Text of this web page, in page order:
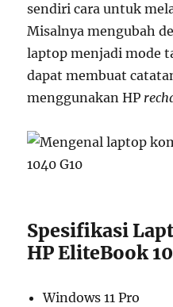
sendiri cara untuk
Misalnya mengubah
laptop menjadi mode
dapat membuat
menggunakan HP
Spesifikasi
HP EliteBook
Windows 11 Pro